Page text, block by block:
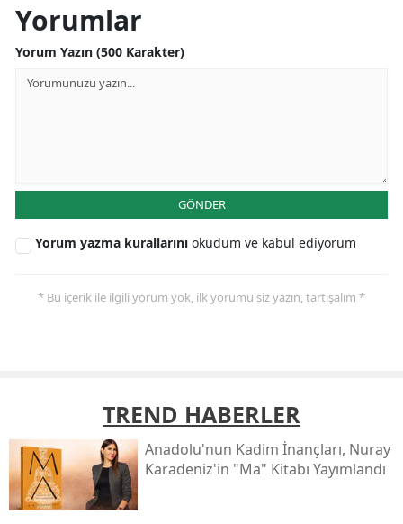
Yorumlar
Yorum Yazın (500 Karakter)
GÖNDER
Yorum yazma kurallarını okudum ve kabul ediyorum
* Bu içerik ile ilgili yorum yok, ilk yorumu siz yazın, tartışalım *
TREND HABERLER
Anadolu'nun Kadim İnançları, Nuray
Karadeniz'in "ma" Kitabı Yayımlandı